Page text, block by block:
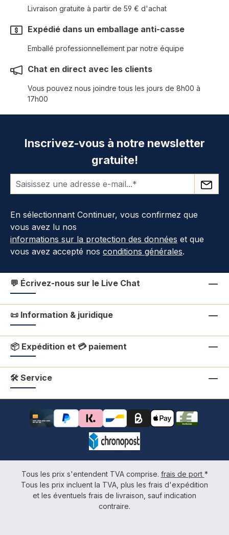
Livraison gratuite à partir de 59 € d'achat
Expédié dans un emballage anti-casse
Emballé professionnellement par notre équipe
Chat en direct avec les clients
Vous pouvez nous joindre tous les jours de 8h00 à
17h00
Inscrivez-vous à notre newsletter
gratuite!
En sélectionnant Continuer, vous confirmez que
vous avez lu nos
informations sur la protection des données et que
vous avez accepté nos conditions générales.
💬 Écrivez-nous sur le Live Chat
📜 Information & juridique
📦 Expédition et 💳 paiement
🛠 Service
Tous les prix s'entendent TVA comprise. frais de port *
Tous les prix incluent la TVA, plus les frais d'expédition
et les éventuels frais de livraison, sauf indication
contraire.